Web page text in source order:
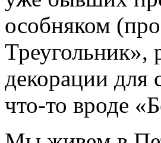
особняком
Треугольник»,
декорации для
что-то вроде